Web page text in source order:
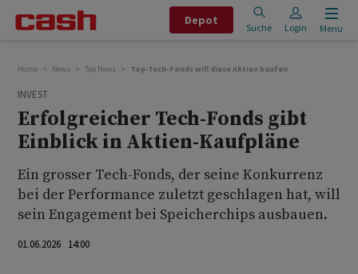
Depot
Suche Login Menu
Home News Top News Top-Tech-Fonds will diese Aktien kaufen
INVEST
Erfolgreicher Tech-Fonds gibt
Einblick in Aktien-Kaufpläne
Ein grosser Tech-Fonds, der seine Konkurrenz
bei der Performance zuletzt geschlagen hat, will
sein Engagement bei Speicherchips ausbauen.
01.06.2026 14:00